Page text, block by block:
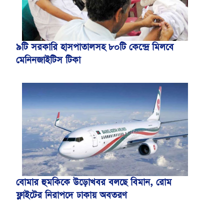
৯টি সরকারি হাসপাতালসহ ৮০টি কেন্দ্রে মিলবে
মেনিনজাইটিস টিকা
বোমার হুমকিকে উড়োখবর বলছে বিমান, রোম
ফ্লাইটের নিরাপদে ঢাকায় অবতরণ